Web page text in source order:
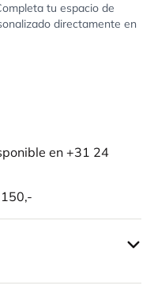
tu espacio de
directamente en
en +31 24